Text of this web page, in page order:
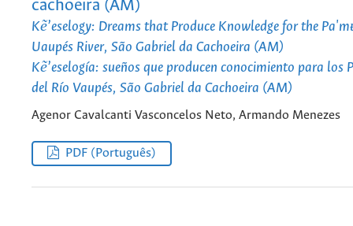
cachoeira (AM)
Kẽ’eselogy: Dreams that Produce Knowledge for the
Uaupés River, São Gabriel da Cachoeira (AM)
Kẽ’eselogía: sueños que producen conocimiento para los
del Río Vaupés, São Gabriel da Cachoeira (AM)
Agenor Cavalcanti Vasconcelos Neto, Armando Menezes
PDF (Português)